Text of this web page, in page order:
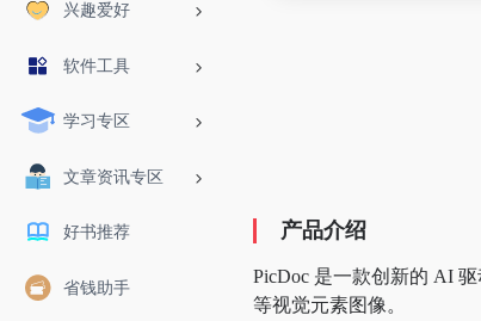
兴趣爱好
软件工具
学习专区
文章资讯专区
好书推荐
省钱助手
产品介绍
PicDoc 是一款创新的 AI
等视觉元素图像。